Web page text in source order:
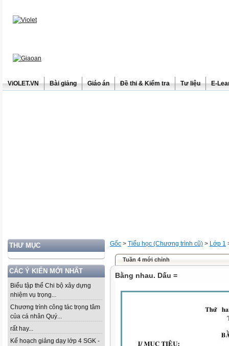
ViOLET.VN Bài giảng Giáo án Đề thi & Kiểm tra Tư liệu E-
THƯ MỤC
CÁC Ý KIẾN MỚI NHẤT
Biểu tập thể Chi bộ xây dựng
nhiệm vụ trọng...
Chương trình công tác trọng tâm
của cá nhân Quý...
rất hay...
Kế hoạch giảng dạy lớp 4 SGK -
Gốc > Tiểu học (Chương trình cũ) > Lớp 1
Tuần 4 mới chỉnh
Bằng nhau. Dấu =